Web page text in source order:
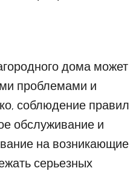
дома может
проблемами и
соблюдение правил
обслуживание и
на возникающие
серьезных